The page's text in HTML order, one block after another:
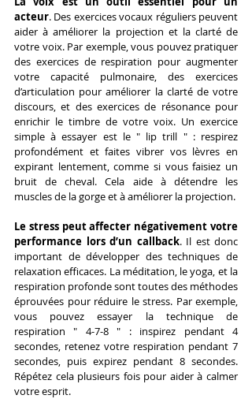
acteur. Des exercices vocaux réguliers peuvent
aider à améliorer la projection et la clarté de
votre voix. Par exemple, vous pouvez pratiquer
des exercices de respiration pour augmenter
votre capacité pulmonaire, des exercices
d’articulation pour améliorer la clarté de votre
discours, et des exercices de résonance pour
enrichir le timbre de votre voix. Un exercice
simple à essayer est le " lip trill " : respirez
profondément et faites vibrer vos lèvres en
expirant lentement, comme si vous faisiez un
bruit de cheval. Cela aide à détendre les
muscles de la gorge et à améliorer la projection.
Le stress peut affecter négativement votre
performance lors d’un callback. Il est donc
important de développer des techniques de
relaxation efficaces. La méditation, le yoga, et la
respiration profonde sont toutes des méthodes
éprouvées pour réduire le stress. Par exemple,
vous pouvez essayer la technique de
respiration " 4-7-8 " : inspirez pendant 4
secondes, retenez votre respiration pendant 7
secondes, puis expirez pendant 8 secondes.
Répétez cela plusieurs fois pour aider à calmer
votre esprit.